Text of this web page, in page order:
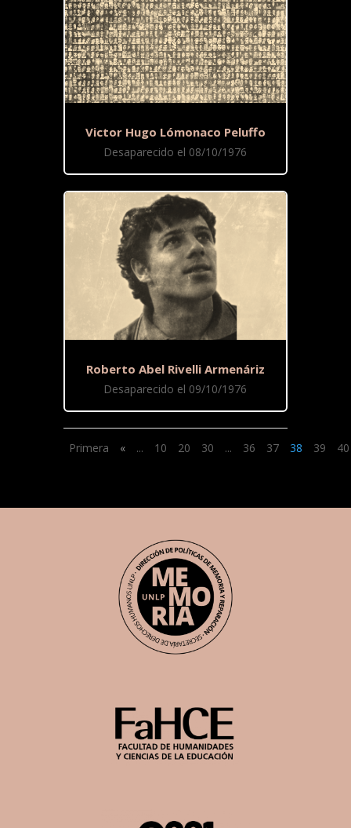
Victor Hugo Lómonaco Peluffo
Desaparecido el 08/10/1976
Roberto Abel Rivelli Armenáriz
Desaparecido el 09/10/1976
Primera « ... 10 20 30 ... 36 37 38 39 40